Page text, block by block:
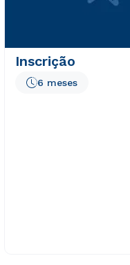
Inscrição
6 meses